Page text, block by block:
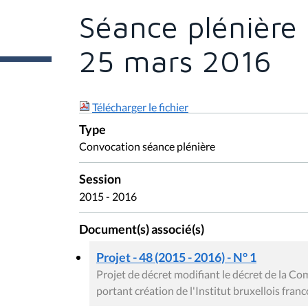
e
s
c
Séance
25 mars 2016
Télécharger le fichier
Type
Convocation séance plénière
Session
2015 - 2016
Document(s) associé(s)
Projet - 48 (2015 - 2016) - N° 1
Projet de décret modifiant le décret de la
portant création de l'Institut bruxellois